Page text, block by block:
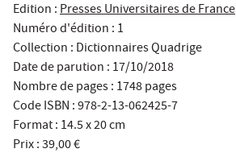
Edition :Presses Universitaires de France
Numéro d'édition : 1
Collection : Dictionnaires Quadrige
Date de parution : 17/10/2018
Nombre de pages : 1748 pages
Code ISBN : 978-2-13-062425-7
Format : 14.5 x 20 cm
Prix : 39,00 €